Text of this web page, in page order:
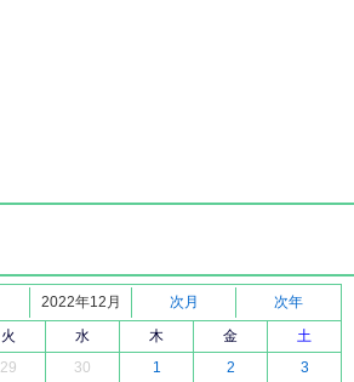
2022年12月 次月
次年
火 水 木 金
土
29 30 1 2 3